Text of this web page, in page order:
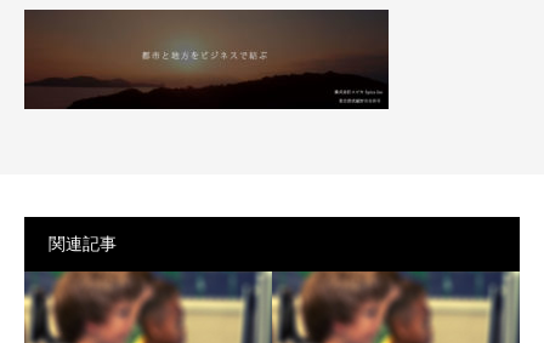
関連記事